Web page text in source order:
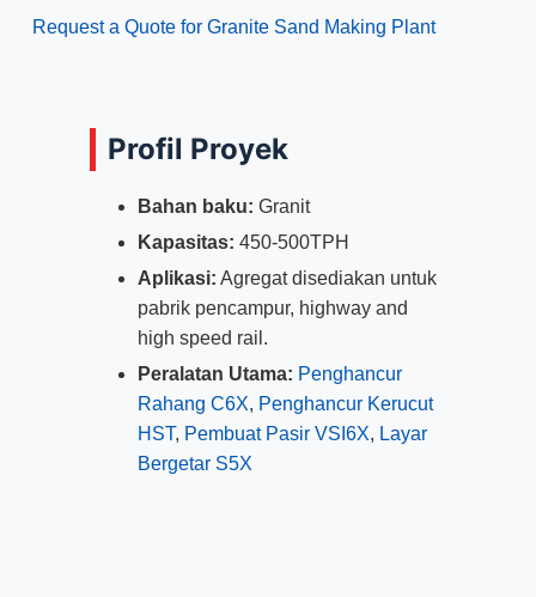
Request a Quote for Granite Sand Making Plant
Profil Proyek
Bahan baku: Granit
Kapasitas: 450-500TPH
Aplikasi: Agregat disediakan untuk
pabrik pencampur, highway and
high speed rail .
Peralatan Utama: Penghancur
Rahang C6X, Penghancur Kerucut
HST, Pembuat Pasir VSI6X, Layar
Bergetar S5X